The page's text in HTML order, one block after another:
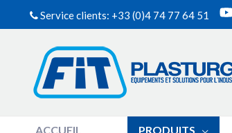
Service clients: +33 (0)4 74 77 64 51
ACCUEIL PRODUITS